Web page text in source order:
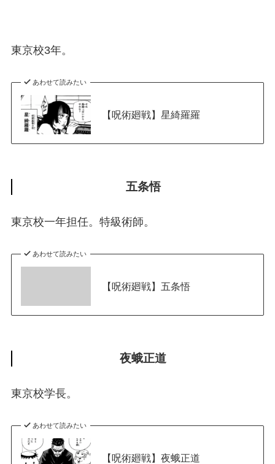
東京校3年。
あわせて読みたい
【呪術廻戦】星綺羅羅
五条悟
東京校一年担任。特級術師。
あわせて読みたい
【呪術廻戦】五条悟
夜蛾正道
東京校学長。
あわせて読みたい
【呪術廻戦】夜蛾正道